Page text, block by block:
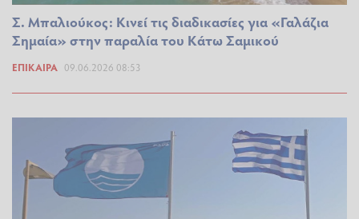
Σ. Μπαλιούκος: Κινεί τις διαδικασίες για «Γαλάζια
Σημαία» στην παραλία του Κάτω Σαμικού
ΕΠΊΚΑΙΡΑ 09.06.2026 08:53